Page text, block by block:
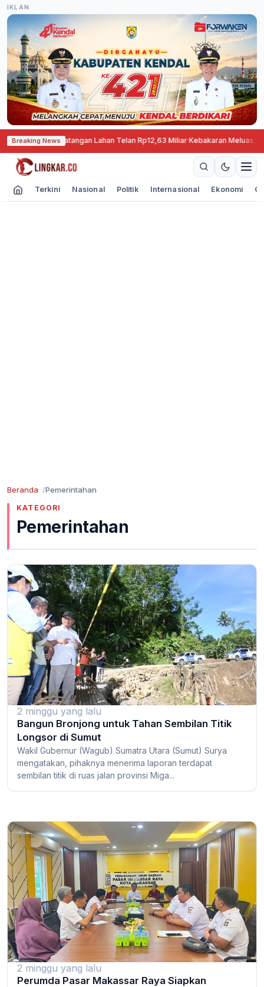
IKLAN
Breaking NewsLahan Telan Rp12,63 Miliar·Kebakaran Meluas, TNBTS Tutup
Terkini Nasional Politik Internasional Ekonomi
Beranda Pemerintahan
KATEGORI
Pemerintahan
2 minggu yang lalu
Bangun Bronjong untuk Tahan Sembilan Titik
Longsor di Sumut
Wakil Gubernur (Wagub) Sumatra Utara (Sumut) Surya
mengatakan, pihaknya menerima laporan terdapat
sembilan titik di ruas jalan provinsi Miga...
2 minggu yang lalu
Perumda Pasar Makassar Raya Siapkan